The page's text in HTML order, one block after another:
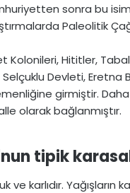
sonra bu
Paleolitik
Hititler, Tabal
Devleti, Eretna
girmiştir.
olarak bağlanmıştır.
tipik
ve karlıdır.